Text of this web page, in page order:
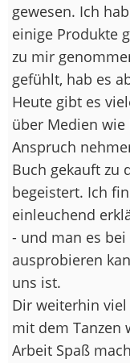
gewesen. Ich
einige Produkte
zu mir
gefühlt, hab es
Heute gibt es
über Medien
Anspruch
Buch gekauft zu
begeistert. Ich
einleuchend
- und man es
ausprobieren
uns ist.
Dir weiterhin viel
mit dem Tanzen
Arbeit Spaß